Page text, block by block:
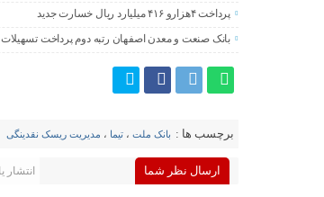
پرداخت ۴هزارو ۴۱۶ میلیارد ریال خسارت جدید
بانک صنعت و معدن اصفهان رتبه دوم پرداخت
برچسب ها : بانک ملت ،تیما ، مدیریت ریسک نقدینگی
ارسال نظر شما انتشار